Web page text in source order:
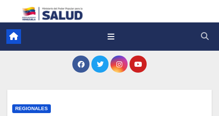
REGIONALES